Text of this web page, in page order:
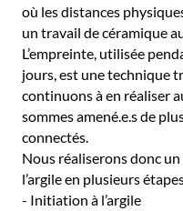
où les distances
un travail de céramique
L’empreinte, utilisée
jours, est une technique
continuons à en réaliser
sommes amené.e.s de
connectés.
Nous réaliserons donc
l’argile en plusieurs
- Initiation à l’argile